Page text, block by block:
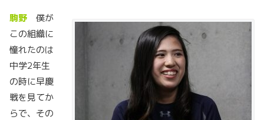
駒野 僕が
この組織に
憧れたのは
中学2年生
の時に早慶
戦を見てか
らで、その